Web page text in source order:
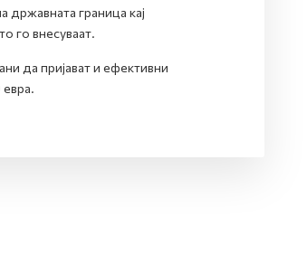
граница кај
го внесуваат.
да пријават и ефективни